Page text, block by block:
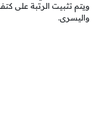
ويتم تثبيت الرتبة على
واليسرى.